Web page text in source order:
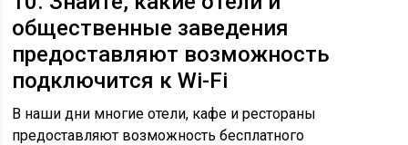
общественные заведения
предоставляют возможность
подключится к Wi-Fi
В наши дни многие отели, кафе и рестораны
предоставляют возможность бесплатного